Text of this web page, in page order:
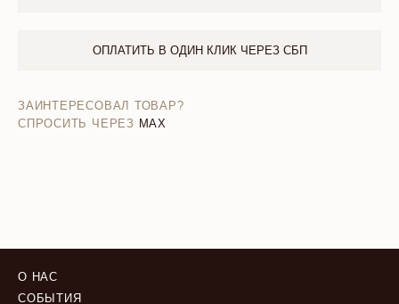
ОПЛАТИТЬ В ОДИН КЛИК ЧЕРЕЗ СБП
ЗАИНТЕРЕСОВАЛ ТОВАР?
СПРОСИТЬ ЧЕРЕЗ MAX
О НАС
СОБЫТИЯ